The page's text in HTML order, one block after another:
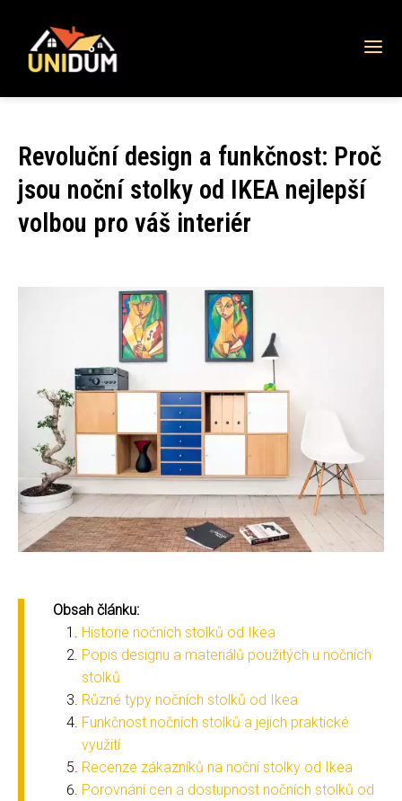
Revoluční design a funkčnost: Proč
jsou noční stolky od IKEA nejlepší
volbou pro váš interiér
Obsah článku:
Historie nočních stolků od Ikea
Popis designu a materiálů použitých u nočních
stolků
Různé typy nočních stolků od Ikea
Funkčnost nočních stolků a jejich praktické
využití
Recenze zákazníků na noční stolky od Ikea
Porovnání cen a dostupnost nočních stolků od